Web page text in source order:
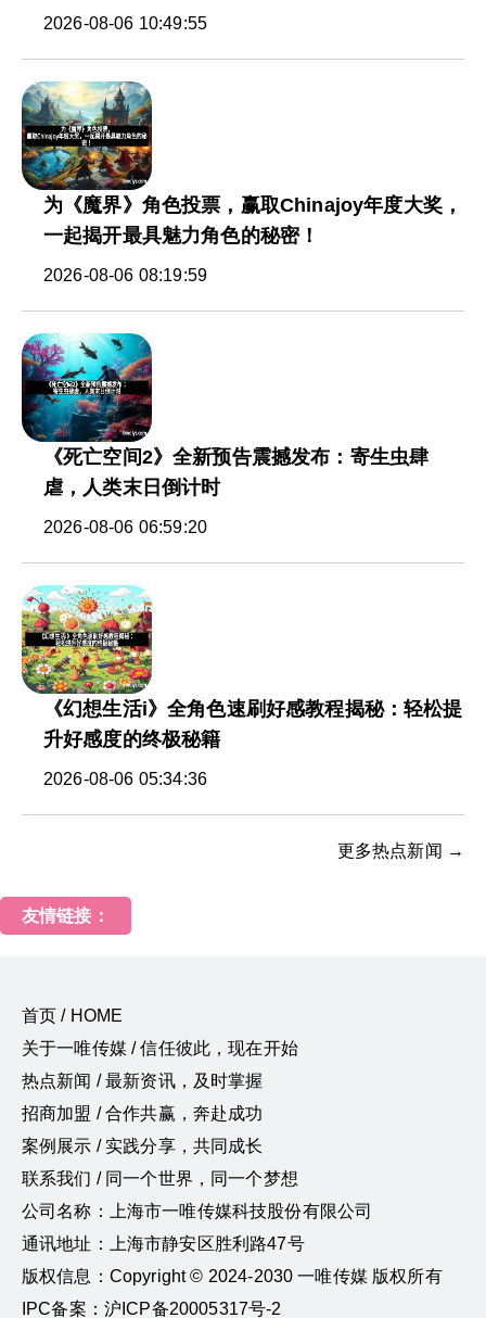
2026-08-06 10:49:55
为《魔界》角色投票，赢取Chinajoy年度大奖，
一起揭开最具魅力角色的秘密！
2026-08-06 08:19:59
《死亡空间2》全新预告震撼发布：寄生虫肆
虐，人类末日倒计时
2026-08-06 06:59:20
《幻想生活i》全角色速刷好感教程揭秘：轻松提
升好感度的终极秘籍
2026-08-06 05:34:36
更多热点新闻 →
友情链接：
首页 / HOME
关于一唯传媒 / 信任彼此，现在开始
热点新闻 / 最新资讯，及时掌握
招商加盟 / 合作共赢，奔赴成功
案例展示 / 实践分享，共同成长
联系我们 / 同一个世界，同一个梦想
公司名称：上海市一唯传媒科技股份有限公司
通讯地址：上海市静安区胜利路47号
版权信息：Copyright © 2024-2030 一唯传媒 版权所有
IPC备案：沪ICP备20005317号-2